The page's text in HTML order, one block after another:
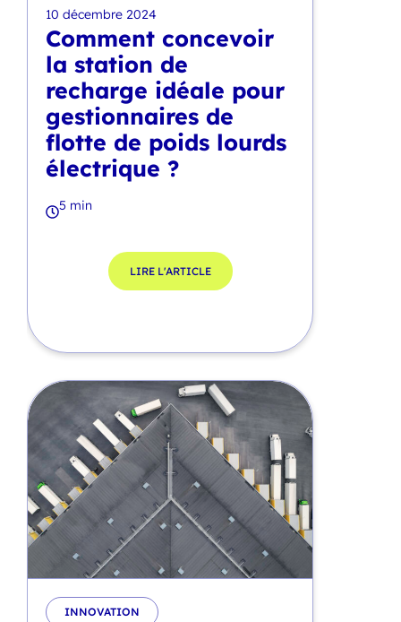
10 décembre 2024
Comment concevoir
la station de
recharge idéale pour
gestionnaires de
flotte de poids lourds
électrique ?
5 min
LIRE L'ARTICLE
INNOVATION